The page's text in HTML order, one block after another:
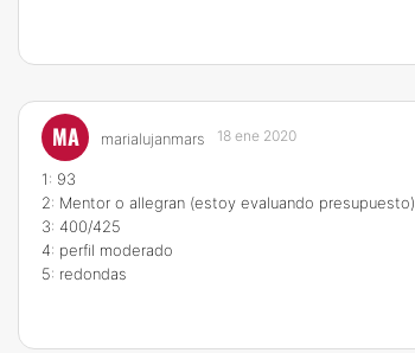
MA marialujanmars 18 ene 2020
1: 93
2: Mentor o allegran (estoy evaluando presupuesto)
3: 400/425
4: perfil moderado
5: redondas